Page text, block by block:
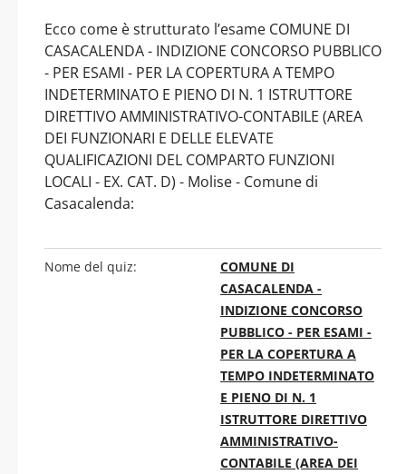
Ecco come è strutturato l’esame COMUNE DI
CASACALENDA - INDIZIONE CONCORSO PUBBLICO
- PER ESAMI - PER LA COPERTURA A TEMPO
INDETERMINATO E PIENO DI N. 1 ISTRUTTORE
DIRETTIVO AMMINISTRATIVO-CONTABILE (AREA
DEI FUNZIONARI E DELLE ELEVATE
QUALIFICAZIONI DEL COMPARTO FUNZIONI
LOCALI - EX. CAT. D) - Molise - Comune di
Casacalenda:
Nome del quiz:
COMUNE DI
CASACALENDA -
INDIZIONE CONCORSO
PUBBLICO - PER ESAMI -
PER LA COPERTURA A
TEMPO INDETERMINATO
E PIENO DI N. 1
ISTRUTTORE DIRETTIVO
AMMINISTRATIVO-
CONTABILE (AREA DEI